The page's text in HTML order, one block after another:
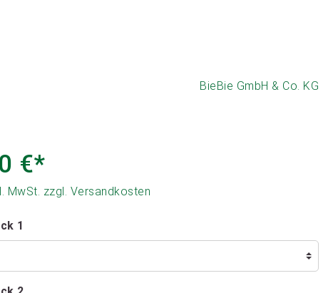
BieBie GmbH & Co. KG
€*
MwSt. zzgl. Versandkosten
1